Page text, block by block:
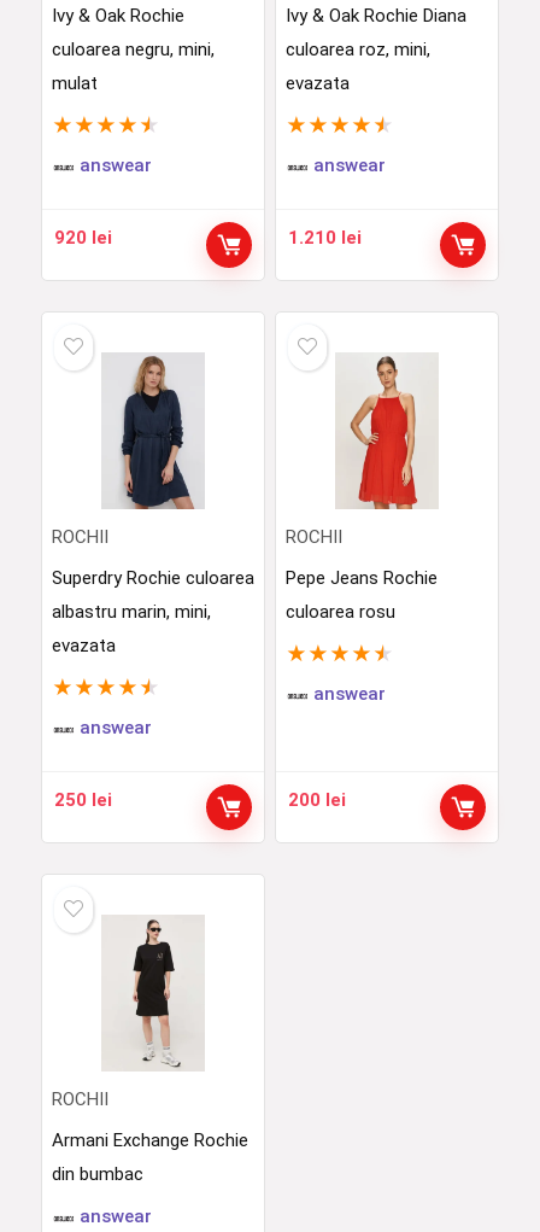
Ivy & Oak Rochie
culoarea negru, mini,
mulat
★ ★ ★ ★ ★
answear
920 lei
Ivy & Oak Rochie Diana
culoarea roz, mini,
evazata
★ ★ ★ ★ ★
answear
1.210 lei
ROCHII
Superdry Rochie culoarea
albastru marin, mini,
evazata
★ ★ ★ ★ ★
answear
250 lei
ROCHII
Pepe Jeans Rochie
culoarea rosu
★ ★ ★ ★ ★
answear
200 lei
ROCHII
Armani Exchange Rochie
din bumbac
answear